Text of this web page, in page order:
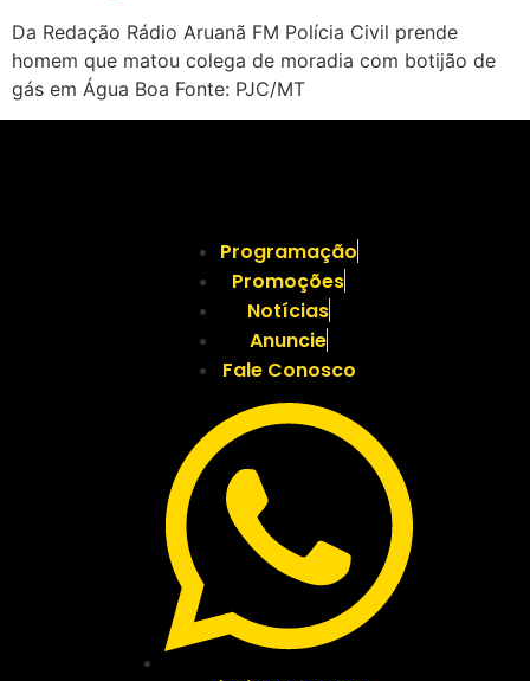
Da Redação Rádio Aruanã FM Polícia Civil prende
homem que matou colega de moradia com botijão de
gás em Água Boa Fonte: PJC/MT
Programação
Promoções
Notícias
Anuncie
Fale Conosco